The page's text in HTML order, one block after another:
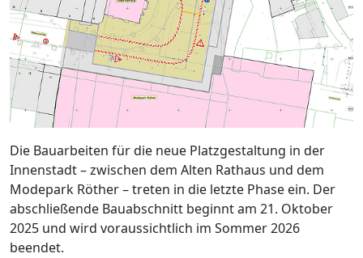
Die Bauarbeiten für die neue Platzgestaltung in der
Innenstadt – zwischen dem Alten Rathaus und dem
Modepark Röther – treten in die letzte Phase ein. Der
abschließende Bauabschnitt beginnt am 21. Oktober
2025 und wird voraussichtlich im Sommer 2026
beendet.